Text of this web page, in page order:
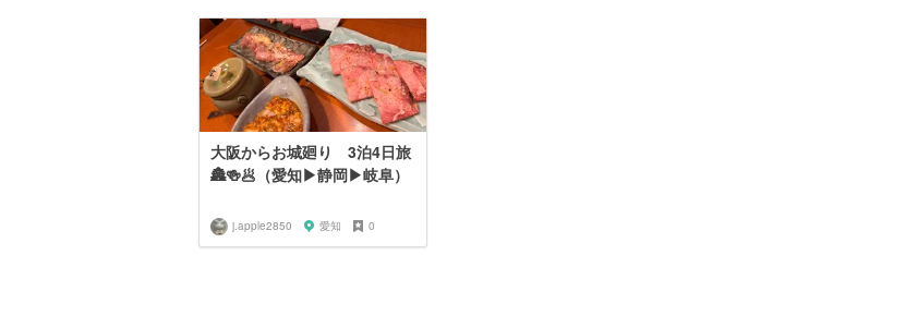
大阪からお城廻り 3泊4日旅
🏯🍻🥟（愛知▶︎静岡▶︎岐阜）
j.apple2850 愛知 0